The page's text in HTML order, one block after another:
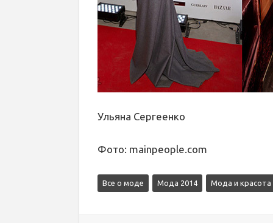
Ульяна Сергеенко
Фото: mainpeople.com
Все о моде Мода 2014 Мода и красота